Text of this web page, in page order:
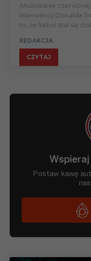
Anulowanie
interwencji Donalda
to, że futbol stał się
REDAKCJA
CZYTAJ